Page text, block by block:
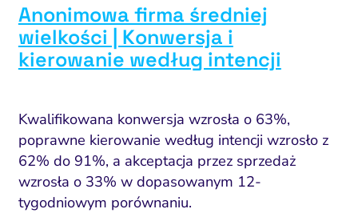
Anonimowa firma średniej
wielkości | Konwersja i
kierowanie według intencji
Kwalifikowana konwersja wzrosła o 63%,
poprawne kierowanie według intencji wzrosło z
62% do 91%, a akceptacja przez sprzedaż
wzrosła o 33% w dopasowanym 12-
tygodniowym porównaniu.